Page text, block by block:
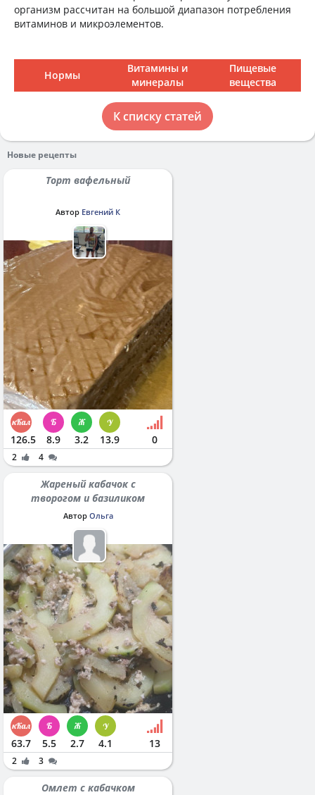
организм рассчитан на большой диапазон потребления
витаминов и микроэлементов.
Нормы
Витамины и
минералы
Пищевые
вещества
К списку статей
Новые рецепты
Торт вафельный
Автор Евгений К
126.5 8.9 3.2 13.9 0
2 4
Жареный кабачок с
творогом и базиликом
Автор Ольга
63.7 5.5 2.7 4.1 13
2 3
Омлет с кабачком